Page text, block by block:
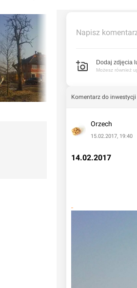
Napisz
Dodaj zdjęcia
Możesz również
Komentarz do inwestycji
Orzech
15.02.2017, 19:40
14.02.2017